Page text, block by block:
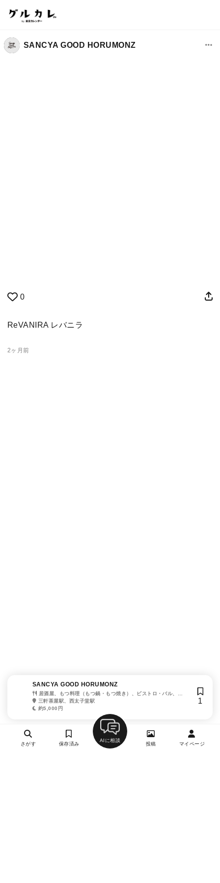
SANCYA GOOD HORUMONZ
0
ReVANIRA レバニラ
2ヶ月前
SANCYA GOOD HORUMONZ
居酒屋、もつ料理（もつ鍋・もつ焼き）、ビストロ・バル、日
本酒・焼酎、ワイン
三軒茶屋駅、西太子堂駅
約5,000円
1
さがす 保存済み
AIに相談
投稿 マイページ